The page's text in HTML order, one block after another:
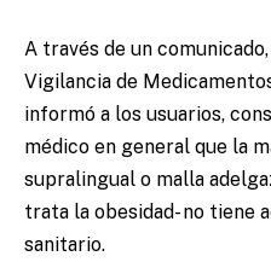
A través de un
Vigilancia de
informó a los usuarios,
médico en general que la
supralingual o malla
trata la obesidad- no tiene
sanitario.